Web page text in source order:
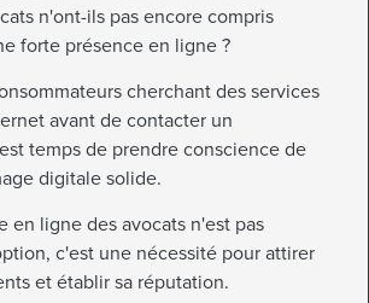
n'ont-ils pas encore compris
forte présence en ligne ?
cherchant des services
avant de contacter un
temps de prendre conscience de
digitale solide.
en ligne des avocats n'est pas
c'est une nécessité pour attirer
et établir sa réputation.